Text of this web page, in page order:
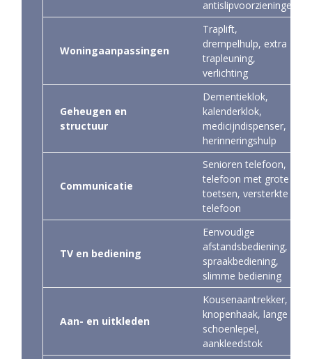
antislipvoorzieningen
Woningaanpassingen
Traplift,
drempelhulp, extra
trapleuning,
verlichting
Geheugen en
structuur
Dementieklok,
kalenderklok,
medicijndispenser,
herinneringshulp
Communicatie
Senioren telefoon,
telefoon met grote
toetsen, versterkte
telefoon
TV en bediening
Eenvoudige
afstandsbediening,
spraakbediening,
slimme bediening
Aan- en uitkleden
Kousenaantrekker,
knopenhaak, lange
schoenlepel,
aankleedstok